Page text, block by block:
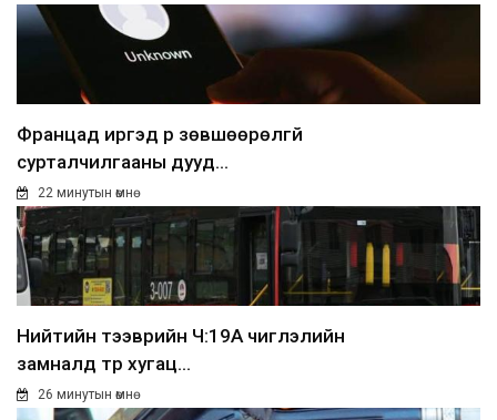
Францад иргэд рүү зөвшөөрөлгүй
сурталчилгааны дууд...
22 минутын өмнө
Нийтийн тээврийн Ч:19А чиглэлийн
замналд түр хугац...
26 минутын өмнө